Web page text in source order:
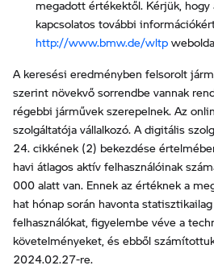
megadott értékektől. Kérjük, hogy
kapcsolatos további
http://www.bmw.de/wltp
A keresési eredményben felsorolt
szerint növekvő sorrendbe vannak
régebbi járművek szerepelnek. Az
szolgáltatója vállalkozó. A digitális
24. cikkének (2) bekezdése
havi átlagos aktív felhasználóinak
000 alatt van. Ennek az értéknek a
hat hónap során havonta
felhasználókat, figyelembe véve a
követelményeket, és ebből
2024.02.27-re.